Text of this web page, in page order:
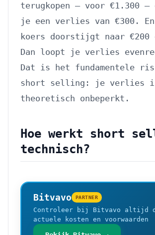
terugkopen — voor €1.300
je een verlies van €300.
koers doorstijgt naar €200
Dan loopt je verlies
Dat is het fundamentele
short selling: je verlies
theoretisch onbeperkt.
Hoe werkt short
technisch?
Bitvavo PARTNER
Controleer bij Bitvavo altijd
actuele kosten en voorwaarden